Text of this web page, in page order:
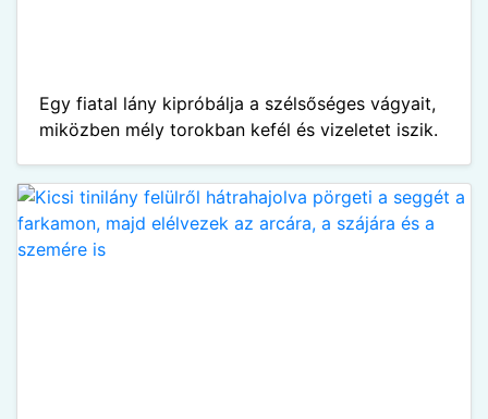
Egy fiatal lány kipróbálja a szélsőséges vágyait,
miközben mély torokban kefél és vizeletet iszik.